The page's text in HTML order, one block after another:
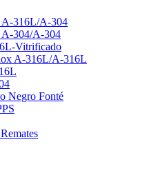
A-316L/A-304
A-304/A-304
Vitrificado
A-316L/A-316L
Negro Fonté